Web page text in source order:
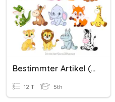
Bestimmter Artikel (Tiere)
12 T 5th